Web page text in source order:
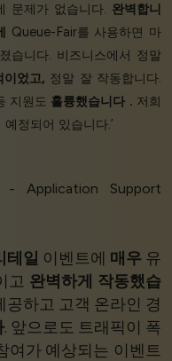
문제가 없습니다. 완벽합니
Queue-Fair를 사용하면 마
습니다. 비즈니스에서 정말
이었고, 정말 잘 작동합니다.
지원도 훌륭했습니다 . 저희
정되어 있습니다.’
- Application Support
테일 이벤트에 매우유
고 완벽하게 작동했습
하고 고객 온라인 경
. 앞으로도 트래픽이 폭
여가 예상되는 이벤트